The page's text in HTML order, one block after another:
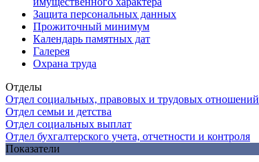
Защита персональных данных
Прожиточный минимум
Календарь памятных дат
Галерея
Охрана труда
Отделы
Отдел социальных, правовых и трудовых отношений
Отдел семьи и детства
Отдел социальных выплат
Отдел бухгалтерского учета, отчетности и контроля
Показатели